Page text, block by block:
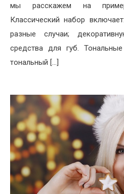
мы расскажем на
Классический набор
разные случаи;
средства для губ.
тональный […]